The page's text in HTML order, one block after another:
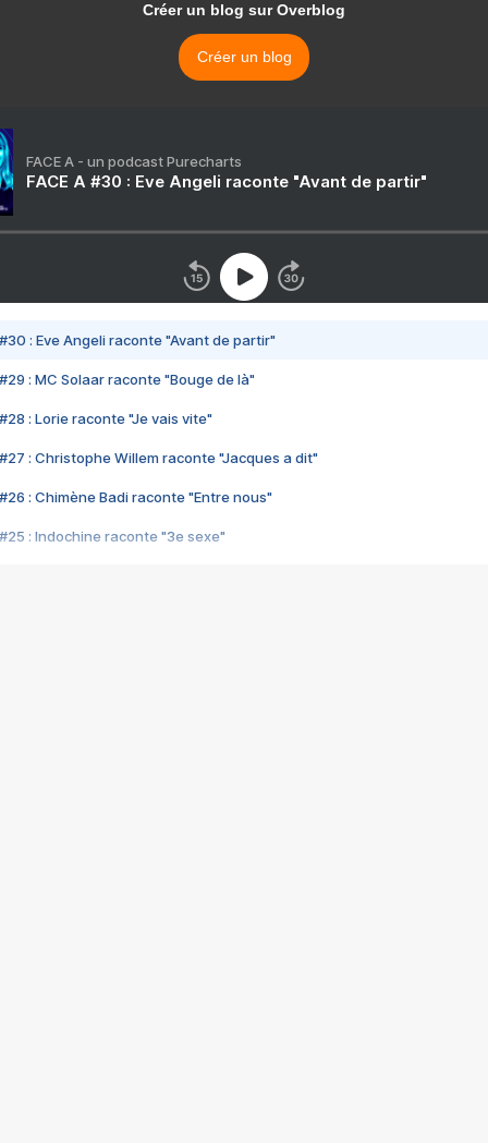
Créer un blog sur Overblog
Créer un blog
FACE A - un podcast Purecharts
FACE A #30 : Eve Angeli raconte "Avant de partir"
#30 : Eve Angeli raconte "Avant de partir"
#29 : MC Solaar raconte "Bouge de là"
#28 : Lorie raconte "Je vais vite"
#27 : Christophe Willem raconte "Jacques a dit"
#26 : Chimène Badi raconte "Entre nous"
#25 : Indochine raconte "3e sexe"